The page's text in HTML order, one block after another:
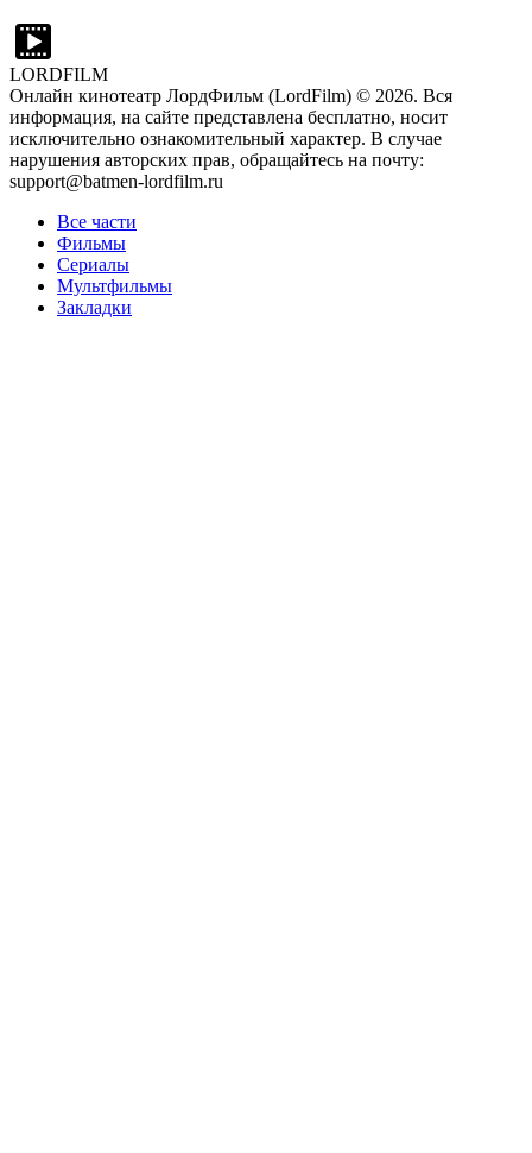
LORDFILM
Онлайн кинотеатр ЛордФильм (LordFilm) © 2026. Вся
информация, на сайте представлена бесплатно, носит
исключительно ознакомительный характер. В случае
нарушения авторских прав, обращайтесь на почту:
support@batmen-lordfilm.ru
Все части
Фильмы
Сериалы
Мультфильмы
Закладки